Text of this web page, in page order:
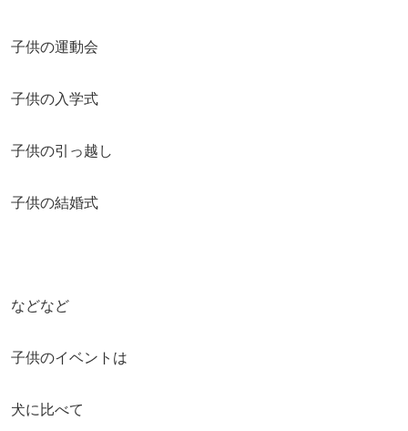
子供の運動会
子供の入学式
子供の引っ越し
子供の結婚式
などなど
子供のイベントは
犬に比べて